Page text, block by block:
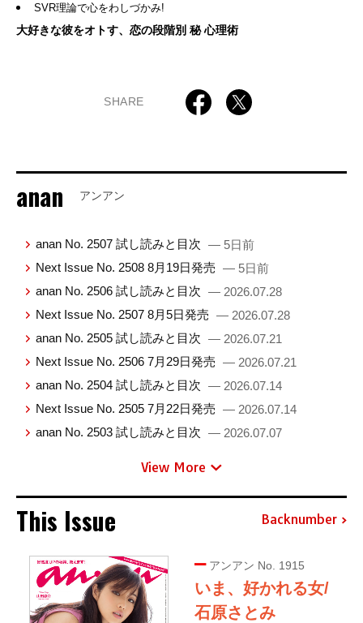
SVR理論で心をわしづかみ!
大好きな彼をオトす、恋の段階別 秘 心理術
SHARE
anan アンアン
anan No. 2507 試し読みと目次 — 5日前
Next Issue No. 2508 8月19日発売 — 5日前
anan No. 2506 試し読みと目次 — 2026.07.28
Next Issue No. 2507 8月5日発売 — 2026.07.28
anan No. 2505 試し読みと目次 — 2026.07.21
Next Issue No. 2506 7月29日発売 — 2026.07.21
anan No. 2504 試し読みと目次 — 2026.07.14
Next Issue No. 2505 7月22日発売 — 2026.07.14
anan No. 2503 試し読みと目次 — 2026.07.07
View More
This Issue Backnumber
アンアン No. 1915
いま、好かれる女/
石原さとみ